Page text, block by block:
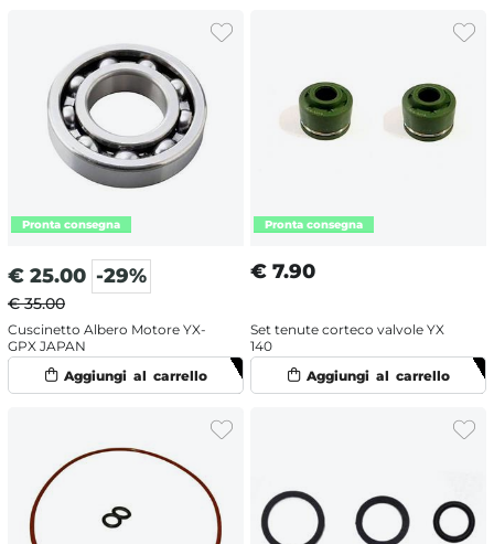
€ 25.00 -29%
€ 35.00
Cuscinetto Albero Motore YX-
GPX JAPAN
€ 7.90
Set tenute corteco valvole YX
140